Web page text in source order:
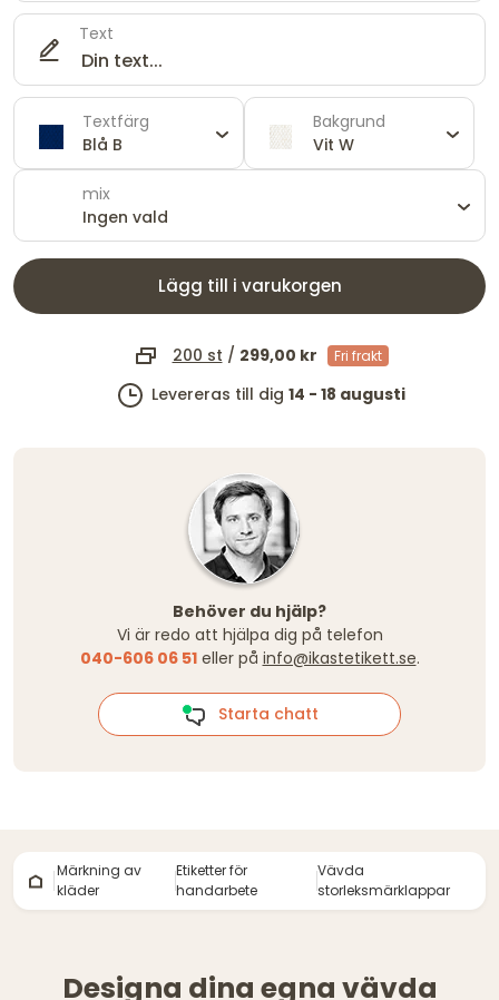
Text
Textfärg
Blå B
Bakgrund
Vit W
mix
Ingen vald
Lägg till i varukorgen
200 st / 299,00 kr Fri frakt
Levereras till dig 14 - 18 augusti
Behöver du hjälp?
Vi är redo att hjälpa dig på telefon
040-606 06 51eller på info@ikastetikett.se.
Starta chatt
Märkning av
kläder
Etiketter för
handarbete
Vävda
storleksmärklappar
Designa dina egna vävda